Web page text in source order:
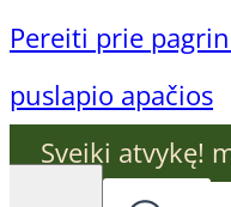
Pereiti prie
puslapio apačios
Sveiki atvykę!